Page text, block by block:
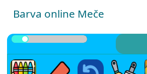
Barva online Meče